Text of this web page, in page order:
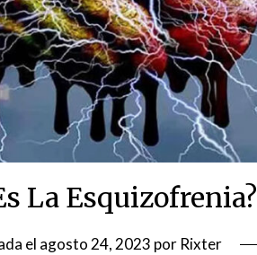
La Esquizofrenia?
el agosto 24, 2023 por Rixter